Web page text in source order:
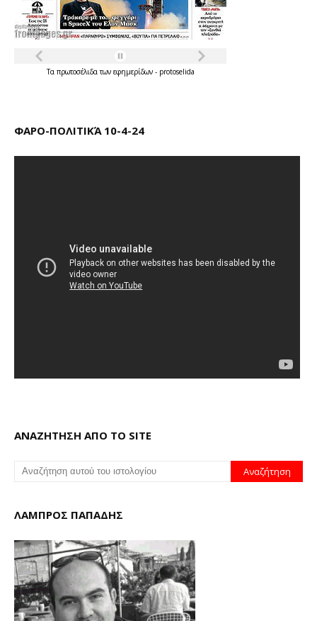
Τα πρωτοσέλιδατων εφημερίδων - protoselida
ΦΑΡΟ-ΠΟΛΙΤΙΚΆ 10-4-24
ΑΝΑΖΗΤΗΣΗ ΑΠΟ ΤΟ SITE
ΛΑΜΠΡΟΣ ΠΑΠΑΔΗΣ